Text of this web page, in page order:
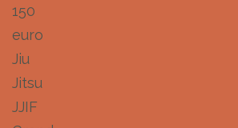
150
euro
Jiu
Jitsu
JJIF